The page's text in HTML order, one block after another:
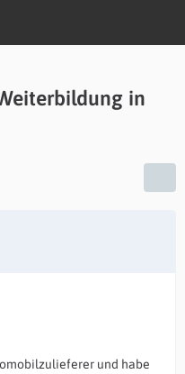
in
und habe